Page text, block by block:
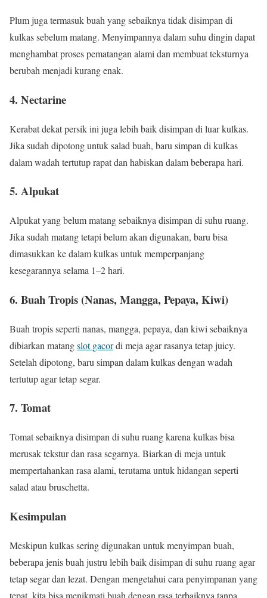
Plum juga termasuk buah yang sebaiknya tidak disimpan di
kulkas sebelum matang. Menyimpannya dalam suhu dingin dapat
menghambat proses pematangan alami dan membuat teksturnya
berubah menjadi kurang enak.
4. Nectarine
Kerabat dekat persik ini juga lebih baik disimpan di luar kulkas.
Jika sudah dipotong untuk salad buah, baru simpan di kulkas
dalam wadah tertutup rapat dan habiskan dalam beberapa hari.
5. Alpukat
Alpukat yang belum matang sebaiknya disimpan di suhu ruang.
Jika sudah matang tetapi belum akan digunakan, baru bisa
dimasukkan ke dalam kulkas untuk memperpanjang
kesegarannya selama 1–2 hari.
6. Buah Tropis (Nanas, Mangga, Pepaya, Kiwi)
Buah tropis seperti nanas, mangga, pepaya, dan kiwi sebaiknya
dibiarkan matangslot gacordi meja agar rasanya tetap juicy.
Setelah dipotong, baru simpan dalam kulkas dengan wadah
tertutup agar tetap segar.
7. Tomat
Tomat sebaiknya disimpan di suhu ruang karena kulkas bisa
merusak tekstur dan rasa segarnya. Biarkan di meja untuk
mempertahankan rasa alami, terutama untuk hidangan seperti
salad atau bruschetta.
Kesimpulan
Meskipun kulkas sering digunakan untuk menyimpan buah,
beberapa jenis buah justru lebih baik disimpan di suhu ruang agar
tetap segar dan lezat. Dengan mengetahui cara penyimpanan yang
tepat, kita bisa menikmati buah dengan rasa terbaiknya tanpa